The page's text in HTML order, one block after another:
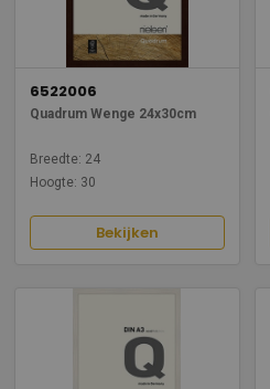
6522006
Quadrum Wenge 24x30cm
Breedte: 24
Hoogte: 30
Bekijken